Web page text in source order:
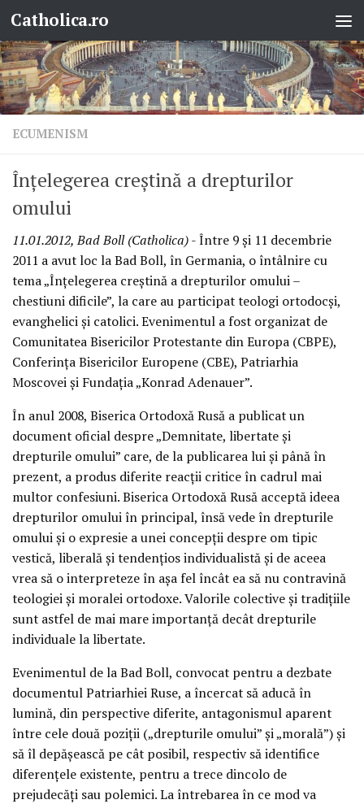
Skip to content
Catholica.ro
ECUMENISM
Înţelegerea creştină a drepturilor
omului
11.01.2012, Bad Boll (Catholica)- Între 9 şi 11 decembrie
2011 a avut loc la Bad Boll, în Germania, o întâlnire cu
tema „Înţelegerea creştină a drepturilor omului –
chestiuni dificile”, la care au participat teologi ortodocşi,
evanghelici şi catolici. Evenimentul a fost organizat de
Comunitatea Bisericilor Protestante din Europa (CBPE),
Conferinţa Bisericilor Europene (CBE), Patriarhia
Moscovei şi Fundaţia „Konrad Adenauer”.
În anul 2008, Biserica Ortodoxă Rusă a publicat un
document oficial despre „Demnitate, libertate şi
drepturile omului” care, de la publicarea lui şi până în
prezent, a produs diferite reacţii critice în cadrul mai
multor confesiuni. Biserica Ortodoxă Rusă acceptă ideea
drepturilor omului în principal, însă vede în drepturile
omului şi o expresie a unei concepţii despre om tipic
vestică, liberală şi tendenţios individualistă şi de aceea
vrea să o interpreteze în aşa fel încât ea să nu contravină
teologiei şi moralei ortodoxe. Valorile colective şi tradiţiile
sunt astfel de mai mare importanţă decât drepturile
individuale la libertate.
Evenimentul de la Bad Boll, convocat pentru a dezbate
documentul Patriarhiei Ruse, a încercat să aducă în
lumină, din perspective diferite, antagonismul aparent
între cele două poziţii („drepturile omului” şi „morală”) şi
să îl depăşească pe cât posibil, respectiv să identifice
diferenţele existente, pentru a trece dincolo de
prejudecăţi sau polemici. La întrebarea în ce mod va